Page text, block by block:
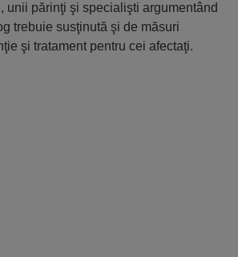
unii părinţi şi specialişti argumentând
trebuie susţinută şi de măsuri
şi tratament pentru cei afectaţi.